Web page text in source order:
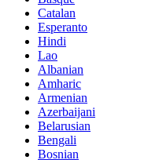
Catalan
Esperanto
Hindi
Lao
Albanian
Amharic
Armenian
Azerbaijani
Belarusian
Bengali
Bosnian